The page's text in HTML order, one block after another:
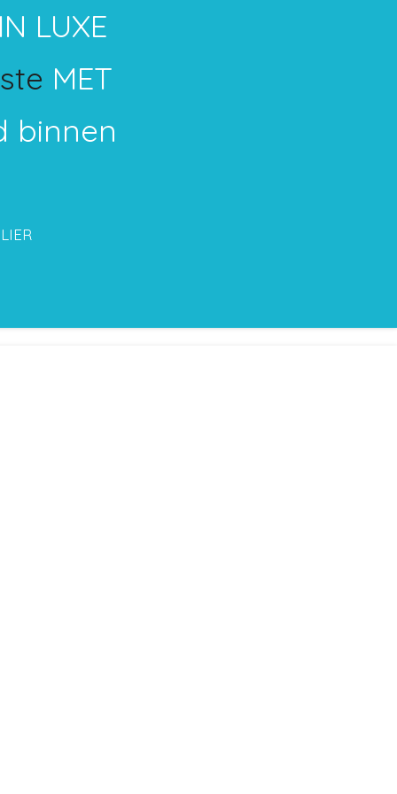
LUXE
MET
binnen